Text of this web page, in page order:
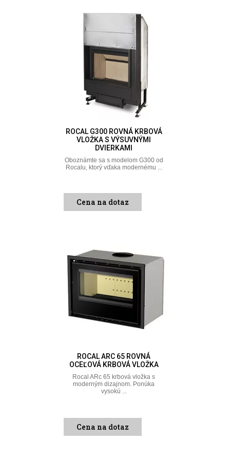
ROCAL G300 ROVNÁ KRBOVÁ
VLOŽKA S VÝSUVNÝMI
DVIERKAMI
Oboznámte sa s modelom G300 od
Rocalu, ktorý vďaka modernému ...
Cena na dotaz
ROCAL ARC 65 ROVNÁ
OCEĽOVÁ KRBOVÁ VLOŽKA
Rocal ARc 65 krbová vložka s
moderným dizajnom. Ponúka
vysokú ...
Cena na dotaz